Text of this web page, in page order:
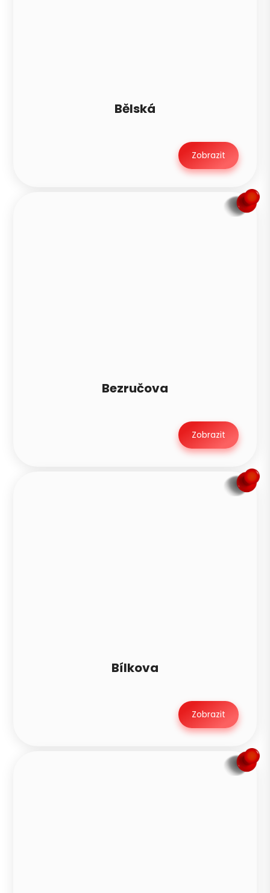
Bělská
Zobrazit
Bezručova
Zobrazit
Bílkova
Zobrazit